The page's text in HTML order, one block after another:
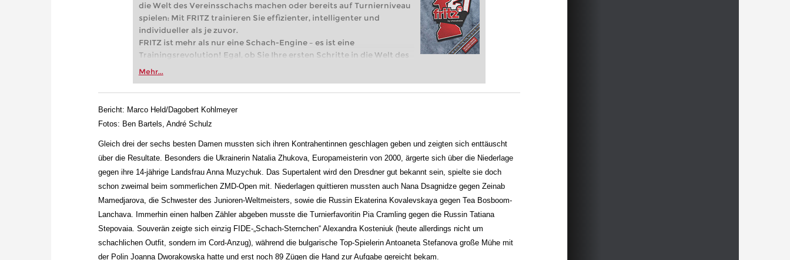
die Welt des Vereinsschachs machen oder bereits auf Turnierniveau
spielen: Mit FRITZ trainieren Sie effizienter, intelligenter und
individueller als je zuvor.
FRITZ ist mehr als nur eine Schach-Engine – es ist eine
Trainingsrevolution! Egal, ob Sie Ihre ersten Schritte in die Welt des
Vereinsschachs machen oder bereits auf Turnierniveau spielen: Mit
zuvor.
Mehr...
Bericht: Marco Held/Dagobert Kohlmeyer
Fotos: Ben Bartels, André Schulz
Gleich drei der sechs besten Damen mussten sich ihren Kontrahentinnen geschlagen geben und zeigten sich enttäuscht
über die Resultate. Besonders die Ukrainerin Natalia Zhukova, Europameisterin von 2000, ärgerte sich über die Niederlage
gegen ihre 14-jährige Landsfrau Anna Muzychuk. Das Supertalent wird den Dresdner gut bekannt sein, spielte sie doch
schon zweimal beim sommerlichen ZMD-Open mit. Niederlagen quittieren mussten auch Nana Dsagnidze gegen Zeinab
Mamedjarova, die Schwester des Junioren-Weltmeisters, sowie die Russin Ekaterina Kovalevskaya gegen Tea Bosboom-
Lanchava. Immerhin einen halben Zähler abgeben musste die Turnierfavoritin Pia Cramling gegen die Russin Tatiana
Stepovaia. Souverän zeigte sich einzig FIDE-„Schach-Sternchen“ Alexandra Kosteniuk (heute allerdings nicht um
schachlichen Outfit, sondern im Cord-Anzug), während die bulgarische Top-Spielerin Antoaneta Stefanova große Mühe mit
der Polin Joanna Dworakowska hatte und erst noch 89 Zügen die Hand zur Aufgabe gereicht bekam.